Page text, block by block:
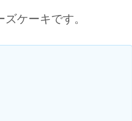
ケーキです。